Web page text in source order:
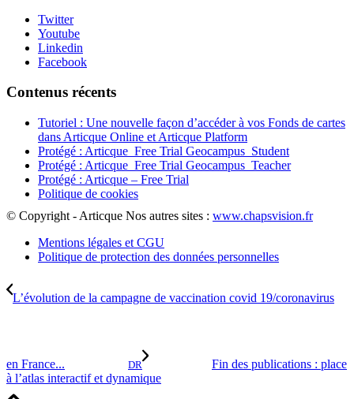
Twitter
Youtube
Linkedin
Facebook
Contenus récents
Tutoriel : Une nouvelle façon d’accéder à vos Fonds de cartes
dans Articque Online et Articque Platform
Protégé : Articque_Free Trial Geocampus_Student
Protégé : Articque_Free Trial Geocampus_Teacher
Protégé : Articque – Free Trial
Politique de cookies
© Copyright - Articque Nos autres sites : www.chapsvision.fr
Mentions légales et CGU
Politique de protection des données personnelles
L’évolution de la campagne de vaccination covid 19/coronavirus
en France... DR
Fin des publications : place
à l’atlas interactif et dynamique